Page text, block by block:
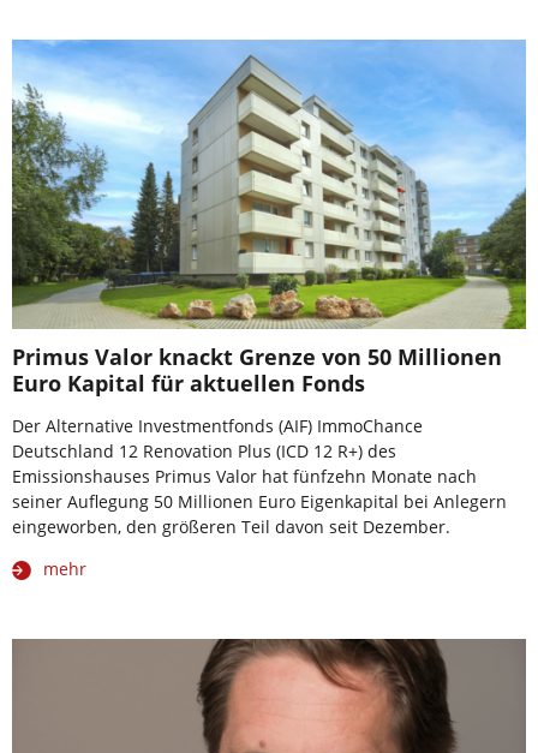
Primus Valor knackt Grenze von 50 Millionen
Euro Kapital für aktuellen Fonds
Der Alternative Investmentfonds (AIF) ImmoChance
Deutschland 12 Renovation Plus (ICD 12 R+) des
Emissionshauses Primus Valor hat fünfzehn Monate nach
seiner Auflegung 50 Millionen Euro Eigenkapital bei Anlegern
eingeworben, den größeren Teil davon seit Dezember.
mehr